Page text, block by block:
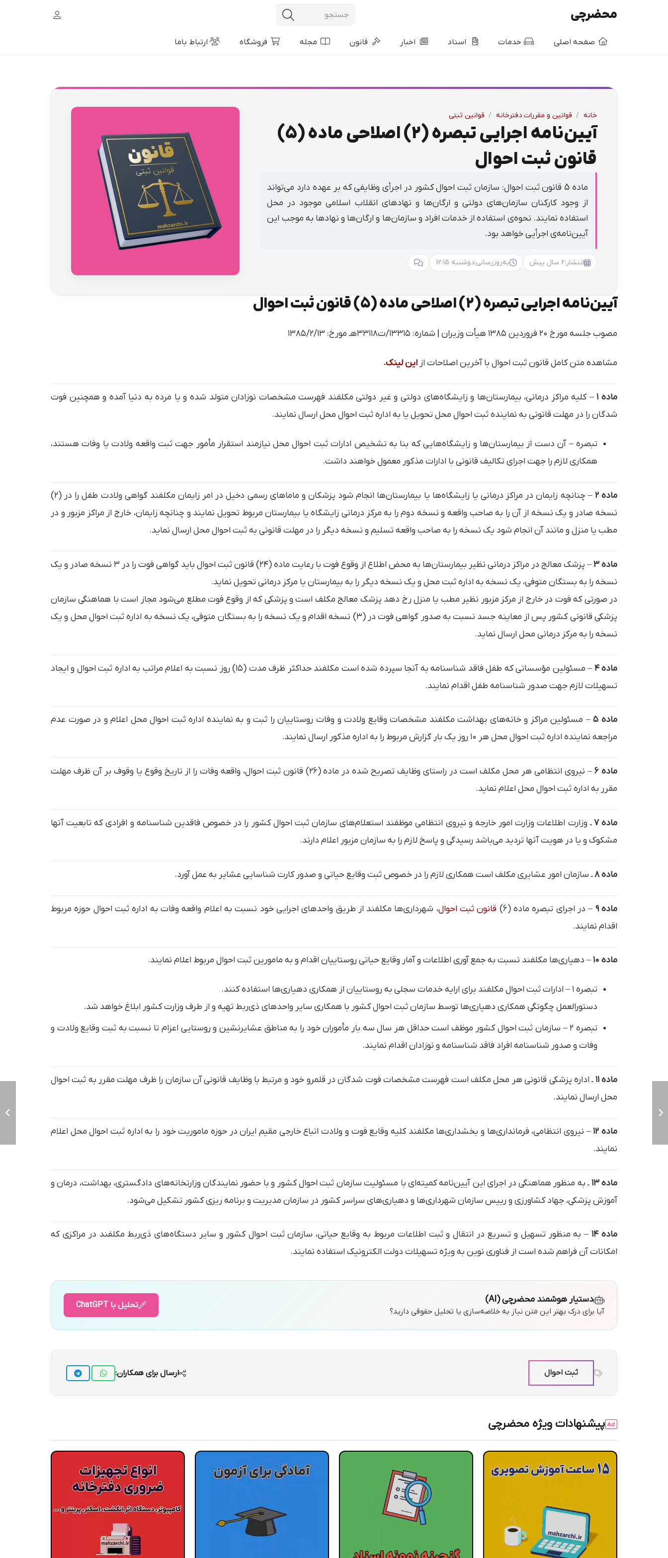
محضرچی
صفحه اصلی خدمات اسناد اخبار قانون مجله فروشگاه ارتباط باما
خانه / قوانین و مقررات دفترخانه / قوانین ثبتی
آیین‌نامه اجرایی تبصره (۲) اصلاحی ماده (۵)
قانون ثبت احوال
ماده 5 قانون ثبت احوال: سازمان ثبت احوال کشور در اجرأی وظایفی که بر عهده دارد می‌تواند
از وجود کارکنان سازمان‌های دولتی و ارگان‌ها و نهادهای انقلاب اسلامی موجود در محل
استفاده نمایند. نحوه‌ی استفاده از خدمات افراد و سازمان‌ها و ارگان‌ها و نهادها به موجب این
آیین‌نامه‌ی اجرأیی خواهد بود.
انتشار:2 سال پیش به‌روزرسانی:دوشنبه 12:15
آیین‌نامه اجرایی تبصره (۲) اصلاحی ماده (۵) قانون ثبت احوال
مصوب جلسه مورخ ۲۰ فروردین ۱۳۸۵ هیأت وزیران | شماره: ۱۳۳۱۵/ت۳۳۱۱۸هـ مورخ: ۱۳۸۵/۲/۱۳
مشاهده متن کامل قانون ثبت احوال با آخرین اصلاحات از این لینک.
ماده ۱ – کلیه مراکز درمانی، بیمارستان‌ها و زایشگاه‌های دولتی و غیر دولتی مکلفند فهرست مشخصات نوزادان متولد شده و یا مرده به دنیا آمده و همچنین فوت
شدگان را در مهلت قانونی به نماینده ثبت احوال محل تحویل یا به اداره ثبت احوال محل ارسال نمایند.
تبصره – آن دست از بیمارستان‌ها و زایشگاه‌هایی که بنا به تشخیص ادارات ثبت احوال محل نیازمند استقرار مأمور جهت ثبت واقعه ولادت یا وفات هستند،
همکاری لازم را جهت اجرای تکالیف قانونی با ادارات مذکور معمول خواهند داشت.
ماده ۲
– چنانچه زایمان در مراکز درمانی یا زایشگاه‌ها یا بیمارستان‌ها انجام شود پزشکان و ماماهای رسمی دخیل در امر زایمان مکلفند گواهی ولادت طفل را در (۲)
نسخه صادر و یک نسخه از آن را به صاحب واقعه و نسخه دوم را به مرکز درمانی زایشگاه یا بیمارستان مربوط تحویل نمایند و چنانچه زایمان، خارج از مراکز مزبور و در
مطب یا منزل و مانند آن انجام شود یک نسخه را به صاحب واقعه تسلیم و نسخه دیگر را در مهلت قانونی به ثبت احوال محل ارسال نماید.
ماده ۳
– پزشک معالج در مراکز درمانی نظیر بیمارستان‌ها به محض اطلاع از وقوع فوت با رعایت ماده (۲۴) قانون ثبت احوال باید گواهی فوت را در ۳ نسخه صادر و یک
نسخه را به بستگان متوفی، یک نسخه به اداره ثبت محل و یک نسخه دیگر را به بیمارستان یا مرکز درمانی تحویل نماید.
در صورتی که فوت در خارج از مرکز مزبور نظیر مطب یا منزل رخ دهد پزشک معالج مکلف است و پزشکی که از وقوع فوت مطلع می‌شود مجاز است با هماهنگی سازمان
پزشکی قانونی کشور پس از معاینه جسد نسبت به صدور گواهی فوت در (۳) نسخه اقدام و یک نسخه را به بستگان متوفی، یک نسخه به اداره ثبت احوال محل و یک
نسخه را به مرکز درمانی محل ارسال نماید.
ماده ۴
– مسئولین مؤسساتی که طفل فاقد شناسنامه به آنجا سپرده شده است مکلفند حداکثر ظرف مدت (۱۵) روز نسبت به اعلام مراتب به اداره ثبت احوال و ایجاد
تسهیلات لازم جهت صدور شناسنامه طفل اقدام نمایند.
ماده ۵
– مسئولین مراکز و خانه‌های بهداشت مکلفند مشخصات وقایع ولادت و وفات روستاییان را ثبت و به نماینده اداره ثبت احوال محل اعلام و در صورت عدم
مراجعه نماینده اداره ثبت احوال محل هر ۱۰ روز یک بار گزارش مربوط را به اداره مذکور ارسال نمایند.
ماده ۶
– نیروی انتظامی هر محل مکلف است در راستای وظایف تصریح شده در ماده (۲۶) قانون ثبت احوال، واقعه وفات را از تاریخ وقوع یا وقوف بر آن ظرف مهلت
مقرر به اداره ثبت احوال محل اعلام نماید.
ماده ۷
ـ وزارت اطلاعات وزارت امور خارجه و نیروی انتظامی موظفند استعلام‌های سازمان ثبت احوال کشور را در خصوص فاقدین شناسنامه و افرادی که تابعیت آنها
مشکوک و یا در هویت آنها تردید می‌باشد رسیدگی و پاسخ لازم را به سازمان مزبور اعلام دارند.
ماده ۸ ـ سازمان امور عشایری مکلف است همکاری لازم را در خصوص ثبت وقایع حیاتی و صدور کارت شناسایی عشایر به عمل آورد.
ماده ۹ – در اجرای تبصره ماده (۶) قانون ثبت احوال، شهرداری‌ها مکلفند از طریق واحدهای اجرایی خود نسبت به اعلام واقعه وفات به اداره ثبت احوال حوزه مربوط
اقدام نمایند.
ماده ۱۰ – دهیاری‌ها مکلفند نسبت به جمع آوری اطلاعات و آمار وقایع حیاتی روستاییان اقدام و به مامورین ثبت احوال مربوط اعلام نمایند.
تبصره ۱ – ادارات ثبت احوال مکلفند برای ارایه خدمات سجلی به روستاییان از همکاری دهیاری‌ها استفاده کنند.
دستورالعمل چگونگی همکاری دهیاری‌ها توسط سازمان ثبت احوال کشور با همکاری سایر واحدهای ذی‌ربط تهیه و از طرف وزارت کشور ابلاغ خواهد شد.
تبصره ۲ – سازمان ثبت احوال کشور موظف است حداقل هر سال سه بار مأموران خود را به مناطق عشایرنشین و روستایی اعزام تا نسبت به ثبت وقایع ولادت و
وفات و صدور شناسنامه افراد فاقد شناسنامه و نوزادان اقدام نمایند.
ماده ۱۱ ـ اداره پزشکی قانونی هر محل مکلف است فهرست مشخصات فوت شدگان در قلمرو خود و مرتبط با وظایف قانونی آن سازمان را ظرف مهلت مقرر به ثبت احوال
محل ارسال نمایند.
ماده ۱۲
– نیروی انتظامی، فرمانداری‌ها و بخشداری‌ها مکلفند کلیه وقایع فوت و ولادت اتباع خارجی مقیم ایران در حوزه ماموریت خود را به اداره ثبت احوال محل اعلام
نمایند.
ماده ۱۳
ـ به منظور هماهنگی در اجرای این آیین‌نامه کمیته‌ای با مسئولیت سازمان ثبت احوال کشور و با حضور نمایندگان وزارتخانه‌های دادگستری، بهداشت، درمان و
آموزش پزشکی، جهاد کشاورزی و رییس سازمان شهرداری‌ها و دهیاری‌های سراسر کشور در سازمان مدیریت و برنامه ریزی کشور تشکیل می‌شود.
ماده ۱۴
– به منظور تسهیل و تسریع در انتقال و ثبت اطلاعات مربوط به وقایع حیاتی، سازمان ثبت احوال کشور و سایر دستگاه‌های ذی‌ربط مکلفند در مراکزی که
امکانات آن فراهم شده است از فناوری نوین به ویژه تسهیلات دولت الکترونیک استفاده نمایند.
دستیار هوشمند محضرچی (AI)
آیا برای درک بهتر این متن نیاز به خلاصه‌سازی یا تحلیل حقوقی دارید؟
تحلیل با ChatGPT
ثبت احوال ارسال برای همکاران:
پیشنهادات ویژه محضرچی